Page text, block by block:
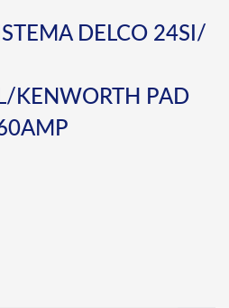
DELCO 24SI/
KENWORTH PAD